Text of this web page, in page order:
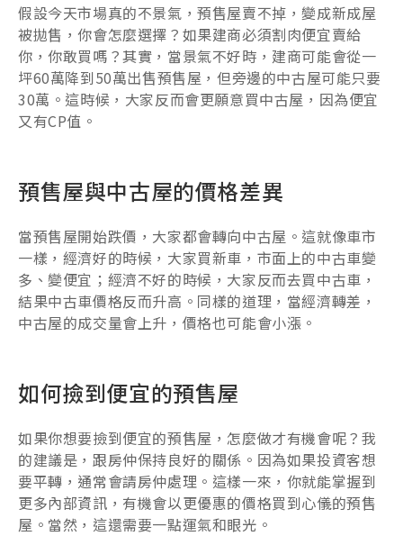
假設今天市場真的不景氣，預售屋賣不掉，變成新成屋
被拋售，你會怎麼選擇？如果建商必須割肉便宜賣給
你，你敢買嗎？其實，當景氣不好時，建商可能會從一
坪60萬降到50萬出售預售屋，但旁邊的中古屋可能只要
30萬。這時候，大家反而會更願意買中古屋，因為便宜
又有CP值。
預售屋與中古屋的價格差異
當預售屋開始跌價，大家都會轉向中古屋。這就像車市
一樣，經濟好的時候，大家買新車，市面上的中古車變
多、變便宜；經濟不好的時候，大家反而去買中古車，
結果中古車價格反而升高。同樣的道理，當經濟轉差，
中古屋的成交量會上升，價格也可能會小漲。
如何撿到便宜的預售屋
如果你想要撿到便宜的預售屋，怎麼做才有機會呢？我
的建議是，跟房仲保持良好的關係。因為如果投資客想
要平轉，通常會請房仲處理。這樣一來，你就能掌握到
更多內部資訊，有機會以更優惠的價格買到心儀的預售
屋。當然，這還需要一點運氣和眼光。